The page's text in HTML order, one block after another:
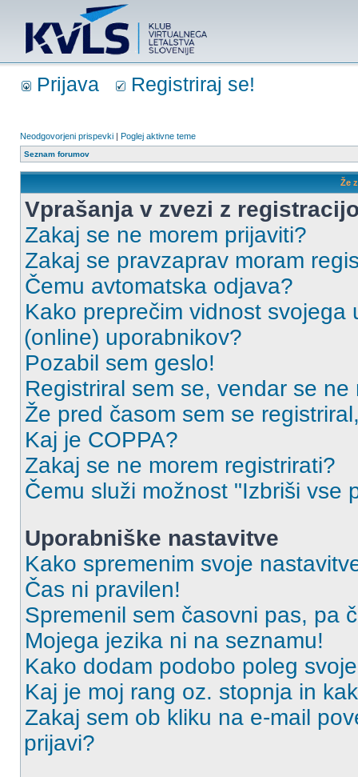
Prijava Registriraj se!
Neodgovorjeni prispevki | Poglej aktivne teme
Seznam forumov
Že
Vprašanja v zvezi z
Zakaj se ne morem prijaviti?
Zakaj se pravzaprav moram
Čemu avtomatska odjava?
Kako preprečim vidnost
(online) uporabnikov?
Pozabil sem geslo!
Registriral sem se, vendar se ne
Že pred časom sem se
Kaj je COPPA?
Zakaj se ne morem registrirati?
Čemu služi možnost "Izbriši vse
Uporabniške nastavitve
Kako spremenim svoje
Čas ni pravilen!
Spremenil sem časovni pas, pa
Mojega jezika ni na seznamu!
Kako dodam podobo poleg
Kaj je moj rang oz. stopnja in
Zakaj sem ob kliku na e-mail
prijavi?